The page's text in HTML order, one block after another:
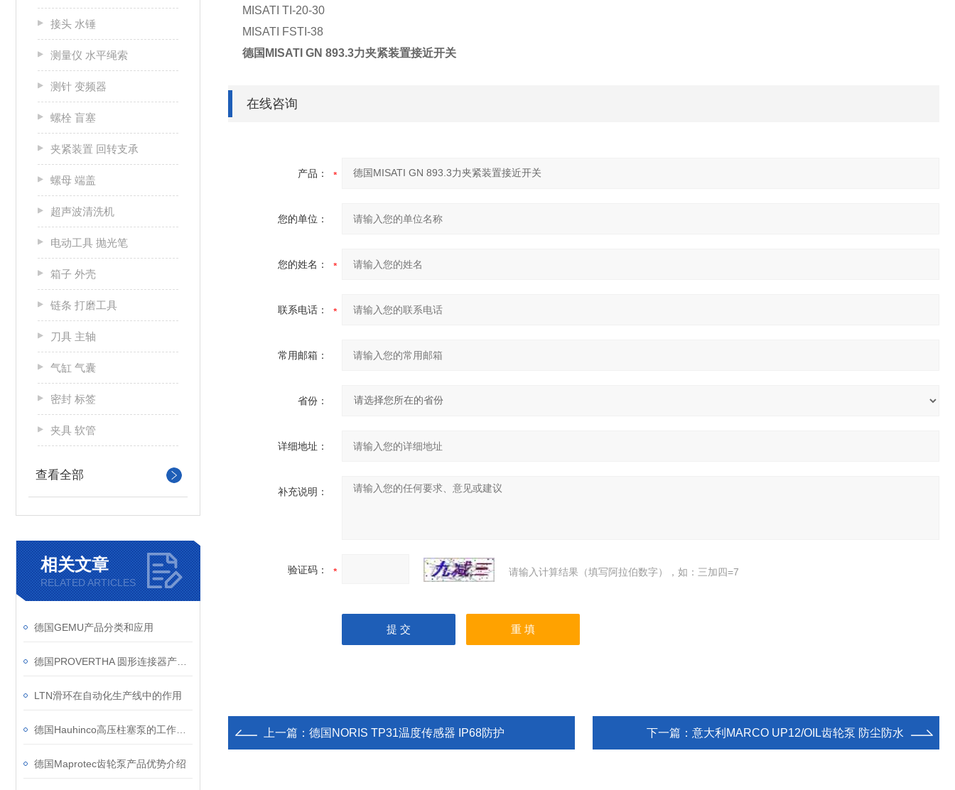
接头 水锤
测量仪 水平绳索
测针 变频器
螺栓 盲塞
夹紧装置 回转支承
螺母 端盖
超声波清洗机
电动工具 抛光笔
箱子 外壳
链条 打磨工具
刀具 主轴
气缸 气囊
密封 标签
夹具 软管
查看全部
相关文章
RELATED ARTICLES
德国GEMU产品分类和应用
LTN滑环在自动化生产线中的作用
德国Maprotec齿轮泵产品优势介绍
MISATI TI-20-30
MISATI FSTI-38
德国MISATI GN 893.3力夹紧装置接近开关
在线咨询
产品：
您的单位：
您的姓名：
联系电话：
常用邮箱：
省份：
详细地址：
补充说明：
验证码： 请输入计算结果（填写阿拉伯数字），如：三加四=7
上一篇： 德国NORIS TP31温度传感器 IP68防护 下一篇： 意大利MARCO UP12/OIL齿轮泵 防尘防水